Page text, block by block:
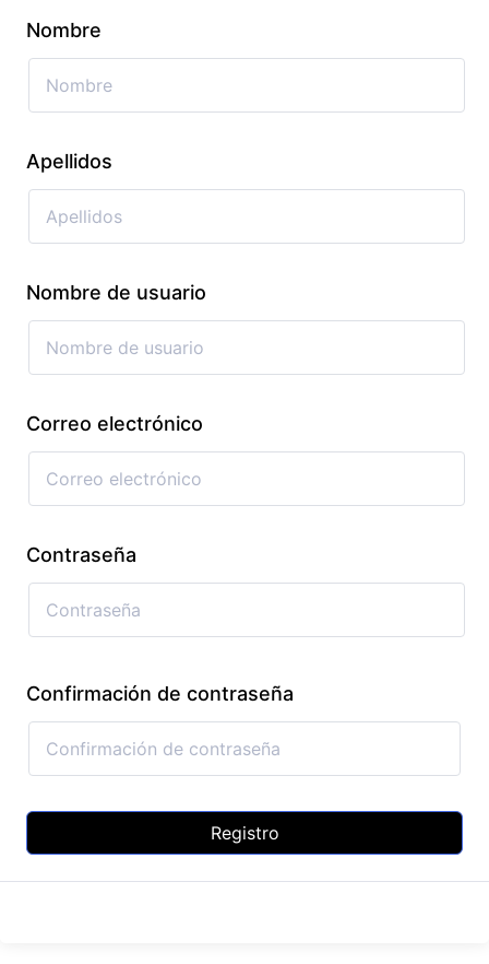
Nombre
Apellidos
Nombre de usuario
Correo electrónico
Contraseña
Confirmación de contraseña
Registro